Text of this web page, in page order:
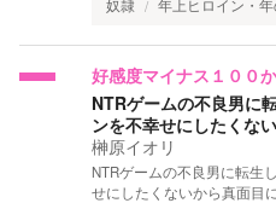
奴隷 年上ヒロイン・年
好感度マイナス１００
NTRゲームの不良男に
ンを不幸せにしたくな
榊原イオリ
NTRゲームの不良男に転生
せにしたくないから真面目